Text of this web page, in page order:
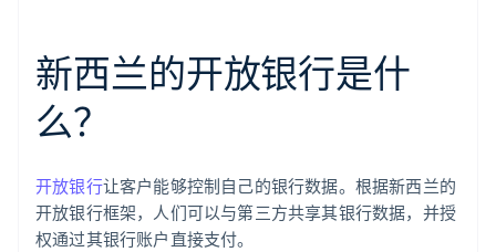
新西兰的开放银行是什
么？
开放银行让客户能够控制自己的银行数据。根据新西兰的
开放银行框架，人们可以与第三方共享其银行数据，并授
权通过其银行账户直接支付。